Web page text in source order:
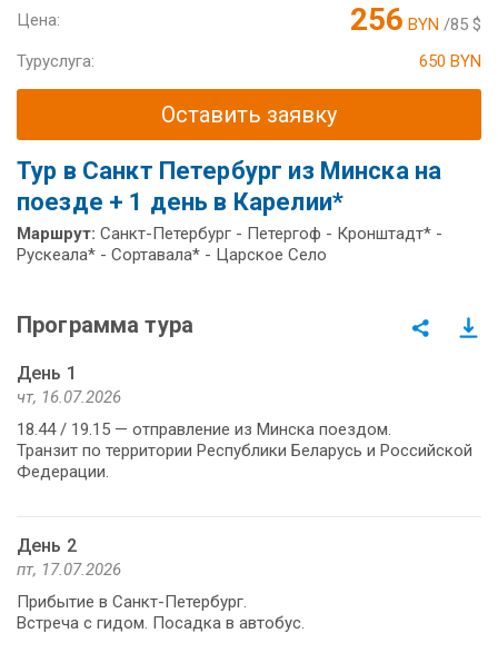
Цена: 256 BYN /85 $
Туруслуга:
650 BYN
Оставить заявку
Тур в Санкт Петербург из Минска на
поезде + 1 день в Карелии*
Маршрут: Санкт-Петербург - Петергоф - Кронштадт* -
Рускеала* - Сортавала* - Царское Село
Программа тура
День 1
чт, 16.07.2026
18.44 / 19.15 — отправление из Минска поездом.
Транзит по территории Республики Беларусь и Российской
Федерации.
День 2
пт, 17.07.2026
Прибытие в Санкт-Петербург.
Встреча с гидом. Посадка в автобус.